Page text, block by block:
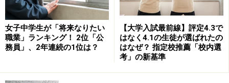
目立つように見出しは青ペンで書いておくと良いでしょ
う。また、ノートの左端1～2センチくらいのところに仕
切りの線を引き、そこにページ数や問題番号を書くとと
ても見やすくなります。
2つ目は、丁寧な字で書くことはもちろんですが、適度
女子中学生が「将来なりたい
職業」ランキング！ 2位「公
務員」、2年連続の1位は？
【大学入試最前線】評定4.3で
はなく4.1の生徒が選ばれたの
はなぜ？ 指定校推薦「校内選
考」の新基準